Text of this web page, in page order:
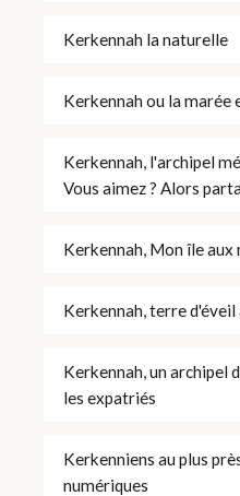
Kerkennah la naturelle
Kerkennah ou la marée
Kerkennah, l'archipel
Vous aimez ? Alors
Kerkennah, Mon île
Kerkennah, terre
Kerkennah, un archipel
les expatriés
Kerkenniens au plus
numériques